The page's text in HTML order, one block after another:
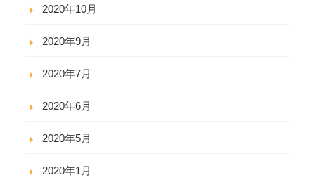
2020年10月
2020年9月
2020年7月
2020年6月
2020年5月
2020年1月